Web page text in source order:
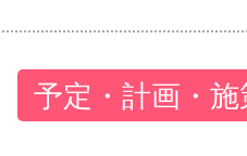
予定・計画・